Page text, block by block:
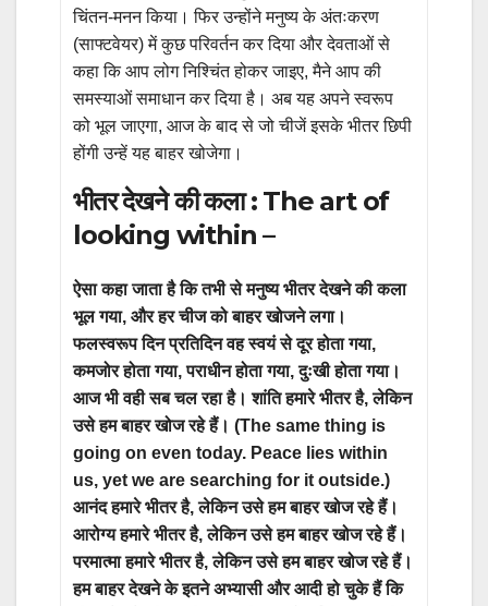
चिंतन-मनन किया। फिर उन्होंने मनुष्य के अंतःकरण
(साफ्टवेयर) में कुछ परिवर्तन कर दिया और देवताओं से
कहा कि आप लोग निश्चिंत होकर जाइए, मैने आप की
समस्याओं समाधान कर दिया है। अब यह अपने स्वरूप
को भूल जाएगा, आज के बाद से जो चीजें इसके भीतर छिपी
होंगी उन्हें यह बाहर खोजेगा।
भीतर देखने की कला : The art of
looking within –
ऐसा कहा जाता है कि तभी से मनुष्य भीतर देखने की कला
भूल गया, और हर चीज को बाहर खोजने लगा।
फलस्वरूप दिन प्रतिदिन वह स्वयं से दूर होता गया,
कमजोर होता गया, पराधीन होता गया, दुःखी होता गया।
आज भी वही सब चल रहा है। शांति हमारे भीतर है, लेकिन
उसे हम बाहर खोज रहे हैं। (The same thing is
going on even today. Peace lies within
us, yet we are searching for it outside.)
आनंद हमारे भीतर है, लेकिन उसे हम बाहर खोज रहे हैं।
आरोग्य हमारे भीतर है, लेकिन उसे हम बाहर खोज रहे हैं।
परमात्मा हमारे भीतर है, लेकिन उसे हम बाहर खोज रहे हैं।
हम बाहर देखने के इतने अभ्यासी और आदी हो चुके हैं कि